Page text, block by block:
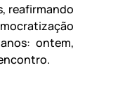
reafirmando
ontem,